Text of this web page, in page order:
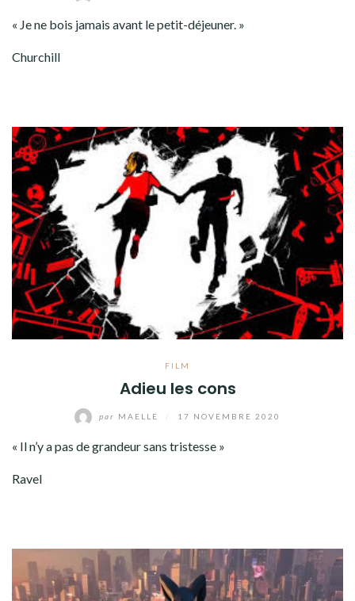
« Je ne bois jamais avant le petit-déjeuner. »
Churchill
FILM
Adieu les cons
par MAELLE 17 NOVEMBRE 2020
« Il n’y a pas de grandeur sans tristesse »
Ravel